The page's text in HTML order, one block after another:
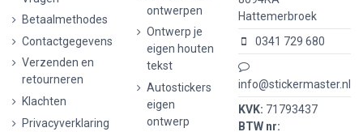
Betaalmethodes
Contactgegevens
Verzenden en
retourneren
Klachten
Privacyverklaring
ontwerpen
Ontwerp je
eigen houten
tekst
Autostickers
eigen
ontwerp
Hattemerbroek
0341 729 680
info@stickermaster.nl
KVK: 71793437
BTW nr: